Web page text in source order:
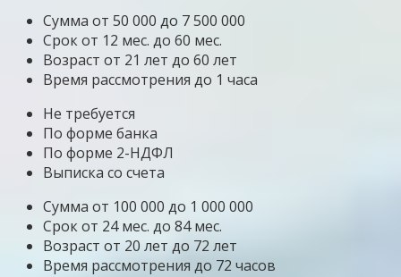
Сумма от 50 000 до 7 500 000
Срок от 12 мес. до 60 мес.
Возраст от 21 лет до 60 лет
Время рассмотрения до 1 часа
Не требуется
По форме банка
По форме 2-НДФЛ
Выписка со счета
Сумма от 100 000 до 1 000 000
Срок от 24 мес. до 84 мес.
Возраст от 20 лет до 72 лет
Время рассмотрения до 72 часов